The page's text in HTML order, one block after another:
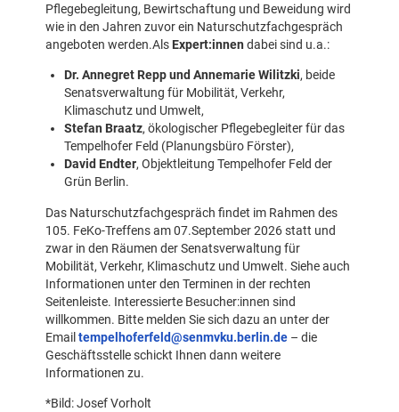
Pflegebegleitung, Bewirtschaftung und Beweidung wird
wie in den Jahren zuvor ein Naturschutzfachgespräch
angeboten werden.Als Expert:innen dabei sind u.a.:
Dr. Annegret Repp und Annemarie Wilitzki, beide
Senatsverwaltung für Mobilität, Verkehr,
Klimaschutz und Umwelt,
Stefan Braatz, ökologischer Pflegebegleiter für das
Tempelhofer Feld (Planungsbüro Förster),
David Endter, Objektleitung Tempelhofer Feld der
Grün Berlin.
Das Naturschutzfachgespräch findet im Rahmen des
105. FeKo-Treffens am 07.September 2026 statt und
zwar in den Räumen der Senatsverwaltung für
Mobilität, Verkehr, Klimaschutz und Umwelt. Siehe auch
Informationen unter den Terminen in der rechten
Seitenleiste. Interessierte Besucher:innen sind
willkommen. Bitte melden Sie sich dazu an unter der
Email tempelhoferfeld@senmvku.berlin.de– die
Geschäftsstelle schickt Ihnen dann weitere
Informationen zu.
*Bild: Josef Vorholt